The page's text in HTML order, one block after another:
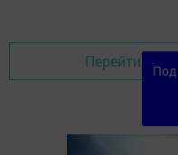
Перейти на